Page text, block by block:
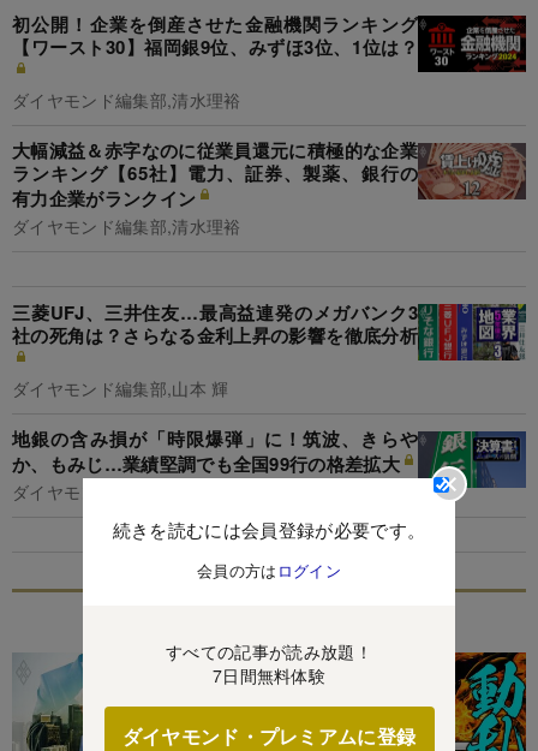
続きを読むには会員登録が必要です。
会員の方は ログイン
すべての記事が読み放題！
7日間無料体験
ダイヤモンド・プレミアムに登録
初公開！企業を倒産させた金融機関ランキング
【ワースト30】福岡銀9位、みずほ3位、1位は？
ダイヤモンド編集部,清水理裕
大幅減益＆赤字なのに従業員還元に積極的な企業
ランキング【65社】電力、証券、製薬、銀行の
有力企業がランクイン
ダイヤモンド編集部,清水理裕
三菱UFJ、三井住友…最高益連発のメガバンク3
社の死角は？さらなる金利上昇の影響を徹底分析
ダイヤモンド編集部,山本 輝
地銀の含み損が「時限爆弾」に！筑波、きらや
か、もみじ…業績堅調でも全国99行の格差拡大
ダイヤモンド編集部,重石岳史